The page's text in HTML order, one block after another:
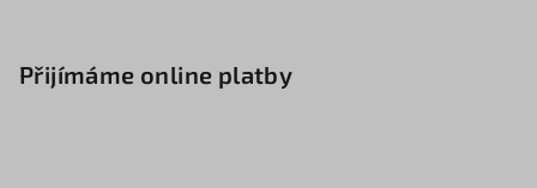
Přijímáme online platby